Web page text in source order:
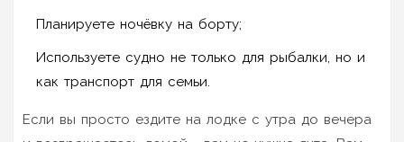
Планируете ночёвку на борту;
Используете судно не только для рыбалки, но и
как транспорт для семьи.
Если вы просто ездите на лодке с утра до вечера